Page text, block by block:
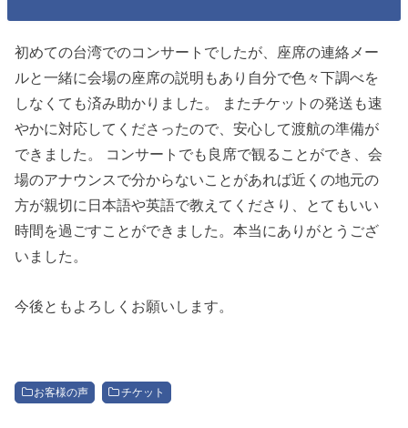
初めての台湾でのコンサートでしたが、座席の連絡メー
ルと一緒に会場の座席の説明もあり自分で色々下調べを
しなくても済み助かりました。 またチケットの発送も速
やかに対応してくださったので、安心して渡航の準備が
できました。 コンサートでも良席で観ることができ、会
場のアナウンスで分からないことがあれば近くの地元の
方が親切に日本語や英語で教えてくださり、とてもいい
時間を過ごすことができました。本当にありがとうござ
いました。
今後ともよろしくお願いします。
お客様の声 チケット